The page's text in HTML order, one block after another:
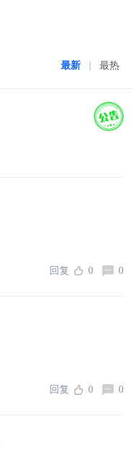
最新 | 最热
回复 0 0
回复 0 0